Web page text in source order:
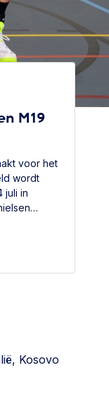
M19
voor het
wordt
juli in
op zich.
Kosovo